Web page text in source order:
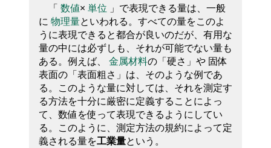
「 数値× 単位 」で表現できる量は、一般
に 物理量といわれる。すべての量をこのよ
うに表現できると都合が良いのだが、有用な
量の中には必ずしも、それが可能でない量も
ある。例えば、 金属材料の「硬さ」や 固体
表面の「表面粗さ」は、そのような例であ
る。このような量に対しては、それを測定す
る方法を十分に厳密に定義することによっ
て、数値を使って表現できるようにしてい
る。このように、測定方法の規約によって定
義される量を工業量という。